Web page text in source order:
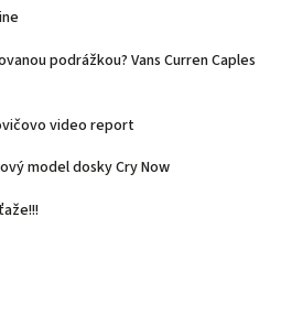
podrážkou? Vans Curren Caples
video report
model dosky Cry Now